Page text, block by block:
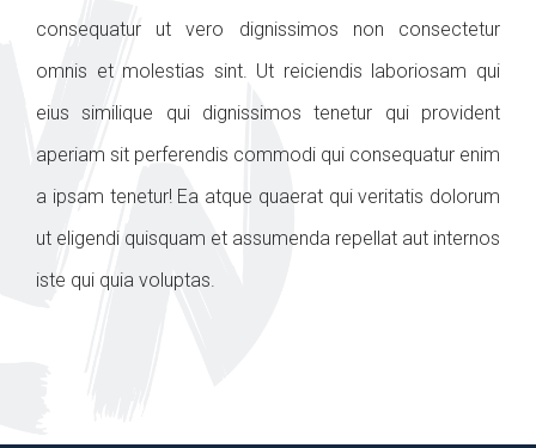
consequatur ut vero dignissimos non consectetur
omnis et molestias sint. Ut reiciendis laboriosam qui
eius similique qui dignissimos tenetur qui provident
aperiam sit perferendis commodi qui consequatur enim
a ipsam tenetur! Ea atque quaerat qui veritatis dolorum
ut eligendi quisquam et assumenda repellat aut internos
iste qui quia voluptas.